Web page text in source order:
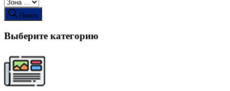
Поиск
Выберите категорию